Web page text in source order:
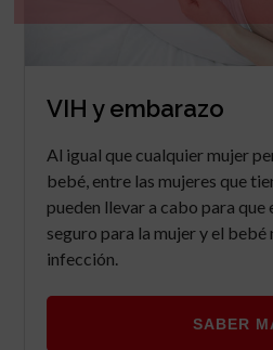
VIH y embarazo
Al igual que cualquier mujer
bebé, entre las mujeres que
pueden llevar a cabo para que
seguro para la mujer y el bebé
infección.
SABER